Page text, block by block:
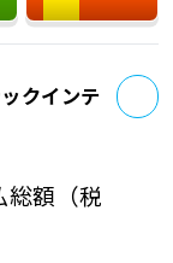
クインテ
総額 （税